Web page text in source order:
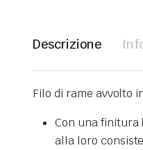
Descrizione
Filo di rame avvolto
Con una finitura
alla loro